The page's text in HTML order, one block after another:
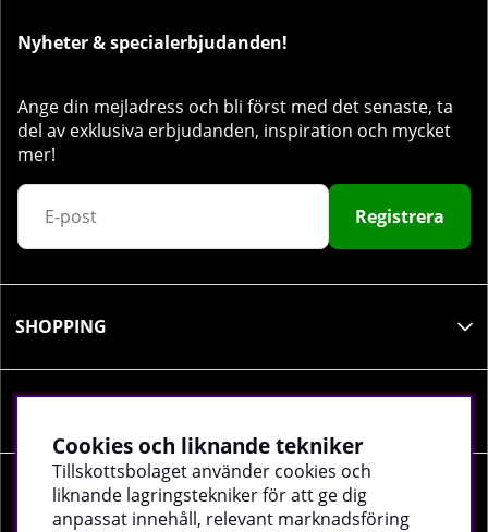
Nyheter & specialerbjudanden!
Ange din mejladress och bli först med det senaste, ta
del av exklusiva erbjudanden, inspiration och mycket
mer!
Registrera
SHOPPING
SOCIALA MEDIER
Cookies och liknande tekniker
Tillskottsbolaget använder cookies och
liknande lagringstekniker för att ge dig
anpassat innehåll, relevant marknadsföring